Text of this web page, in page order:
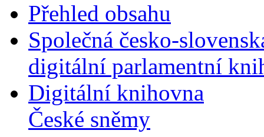
Přehled obsahu
Společná česko-
digitální parlamentní
Digitální knihovna
České sněmy